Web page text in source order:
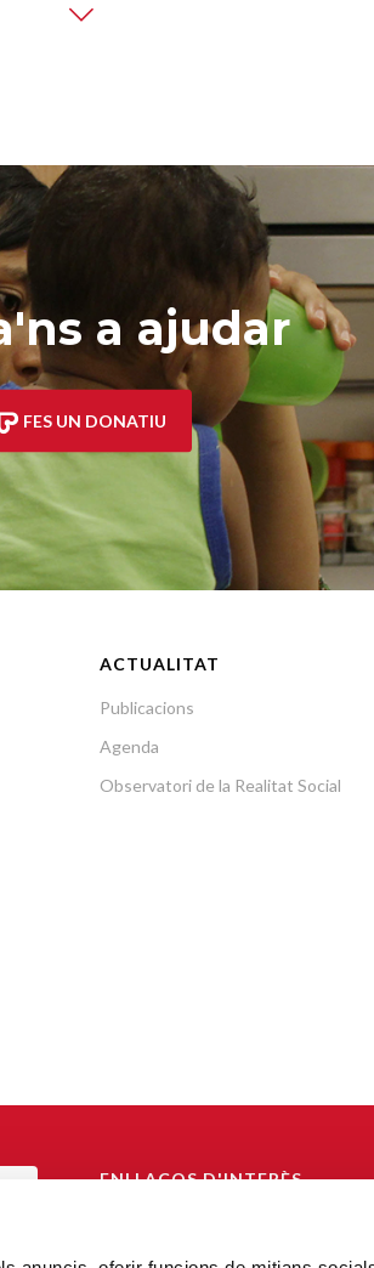
a ajudar
FES UN DONATIU
ACTUALITAT
Publicacions
Agenda
Observatori de la Realitat Social
ENLLAÇOS D'INTERÈS
Càritas Catalunya